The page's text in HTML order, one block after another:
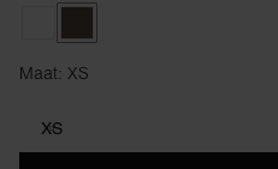
Maat: XS
XS